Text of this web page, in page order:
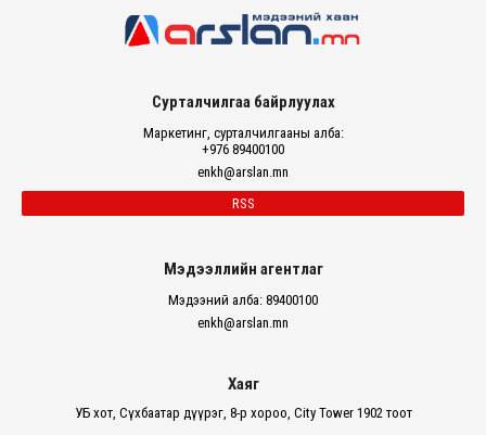
Сурталчилгаа байрлуулах
Маркетинг, сурталчилгааны алба:
+976 89400100
enkh@arslan.mn
RSS
Мэдээллийн агентлаг
Мэдээний алба: 89400100
enkh@arslan.mn
Хаяг
УБ хот, Сүхбаатар дүүрэг, 8-р хороо, City Tower 1902 тоот